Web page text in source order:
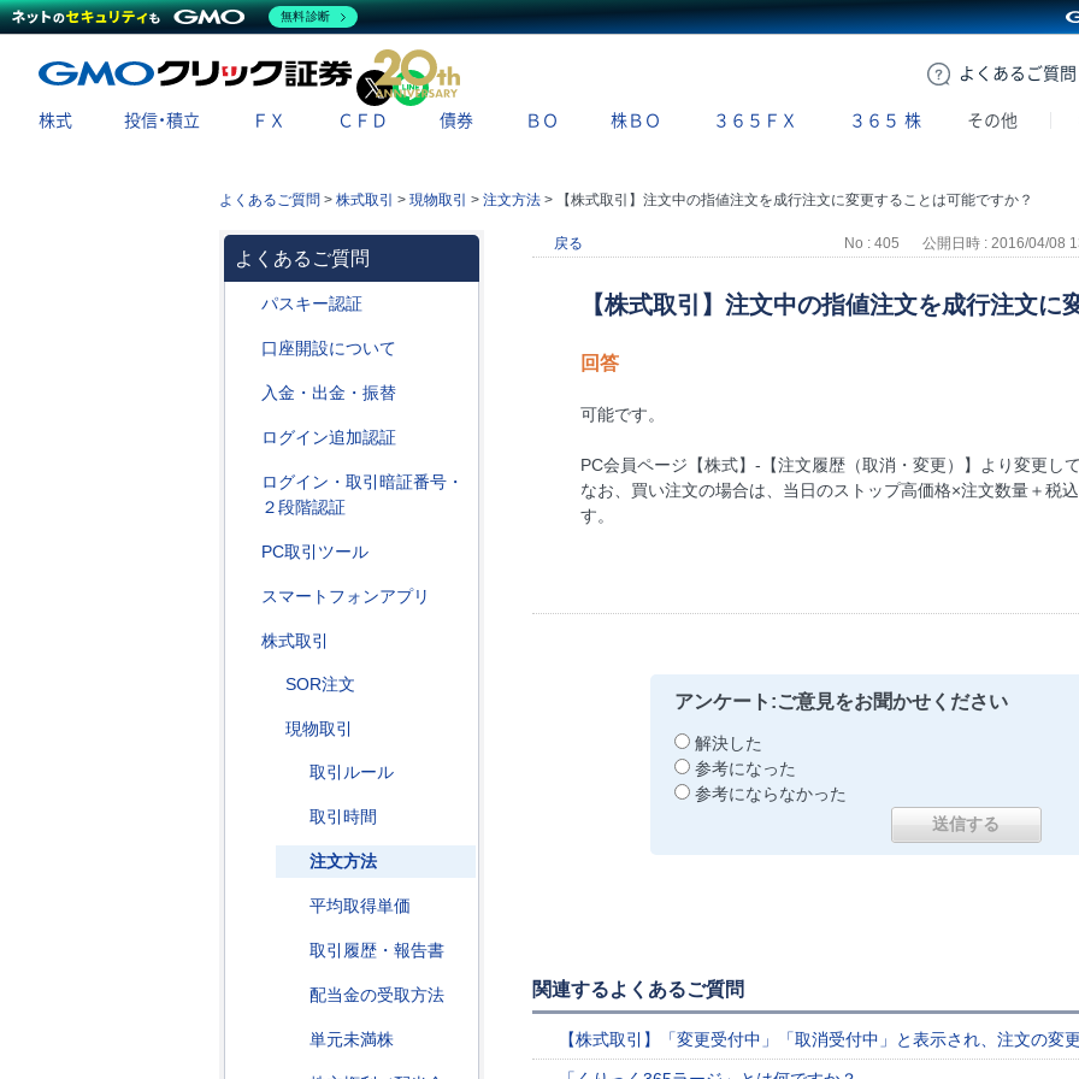
よくある ご質問
X
株式 投信・積立 ＦＸ ＣＦＤ 債券 ＢＯ 株ＢＯ ３６５ＦＸ ３６５ 株 その他
よくあるご質問 > 株式取引 > 現物取引 > 注文方法 > 【株式取引】注文中の指値注文を成行注文に変更することは可能ですか？
よくあるご質問
パスキー認証
口座開設について
入金・出金・振替
ログイン追加認証
ログイン・取引暗証番号・
２段階認証
PC取引ツール
スマートフォンアプリ
株式取引
SOR注文
現物取引
取引ルール
取引時間
注文方法
平均取得単価
取引履歴・報告書
配当金の受取方法
単元未満株
戻る No : 405 公開日時 : 2016/04/08
【株式取引】注文中の指値注文を成行注文に
回答
可能です。
PC会員ページ【株式】-【注文履歴（取消・変更）】より変更して
なお、買い注文の場合は、当日のストップ高価格×注文数量＋税
す。
アンケート:ご意見をお聞かせください
解決した
参考になった
参考にならなかった
関連するよくあるご質問
【株式取引】「変更受付中」「取消受付中」と表示され、注文の変
無料診断